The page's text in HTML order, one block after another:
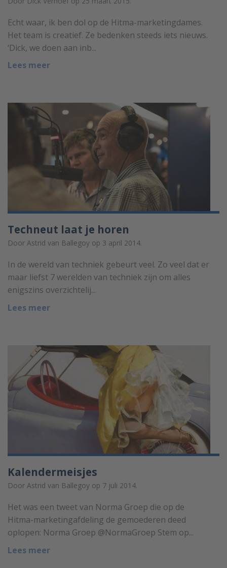
Echt waar, ik ben dol op de Hitma-marketingdames.
Het team is creatief. Ze bedenken steeds iets nieuws.
‘Dick, we doen aan inb...
Lees meer
Techneut laat je horen
Door Astrid van Ballegoy op 3 april 2014.
In de wereld van techniek gebeurt veel. Zo veel dat er
maar liefst 7 werelden van techniek zijn om alles
enigszins overzichtelij...
Lees meer
Kalendermeisjes
Door Astrid van Ballegoy op 7 juli 2014.
Het was een tweet van Norma Groep die op de
Hitma-marketingafdeling de gemoederen deed
oplopen: Norma Groep @NormaGroep Stem op...
Lees meer